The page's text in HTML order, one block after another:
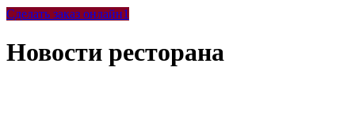
Сделать заказ онлайн1
Новости ресторана